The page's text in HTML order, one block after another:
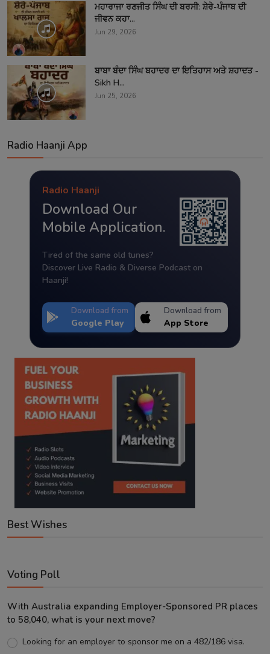
ਮਹਾਰਾਜਾ ਰਣਜੀਤ ਸਿੰਘ ਦੀ ਬਰਸੀ: ਸ਼ੇਰੇ-ਪੰਜਾਬ ਦੀ
ਜੀਵਨ ਕਹਾ...
Jun 29, 2026
ਬਾਬਾ ਬੰਦਾ ਸਿੰਘ ਬਹਾਦਰ ਦਾ ਇਤਿਹਾਸ ਅਤੇ ਸ਼ਹਾਦਤ -
Sikh H...
Jun 25, 2026
Radio Haanji App
Radio Haanji
Download Our
Mobile Application.
Tired of the same old tunes?
Discover Live Radio & Diverse Podcast on
Haanji!
Download from
Google Play
Download from
App Store
Best Wishes
Voting Poll
With Australia expanding Employer-Sponsored PR places
to 58,040, what is your next move?
Looking for an employer to sponsor me on a 482/186 visa.